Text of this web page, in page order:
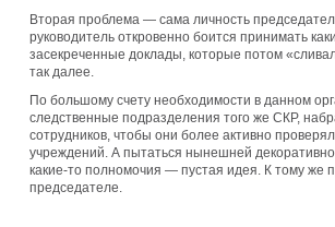
Вторая проблема — сама личность
руководитель откровенно боится принимать
засекреченные доклады, которые потом
так далее.
По большому счету необходимости в данном
следственные подразделения того же СКР,
сотрудников, чтобы они более активно
учреждений. А пытаться нынешней
какие-то полномочия — пустая идея. К тому же
председателе.